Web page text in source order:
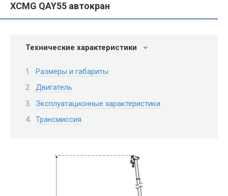
XCMG QAY55 автокран
Технические характеристики
Размеры и габариты
Двигатель
Эксплуатационные характеристики
Трансмиссия